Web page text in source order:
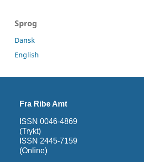
Sprog
Dansk
English
Fra Ribe Amt
ISSN 0046-4869
(Trykt)
ISSN 2445-7159
(Online)